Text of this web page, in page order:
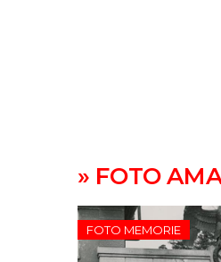
» FOTO
FOTO MEMORIE